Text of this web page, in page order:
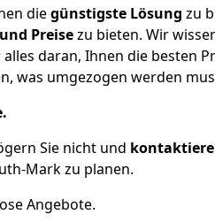
diegünstigste Lösung zu
Preisezu bieten. Wir
daran, Ihnen die besten
was umgezogen werden
Sie nicht und
Mark zu planen.
Angebote.